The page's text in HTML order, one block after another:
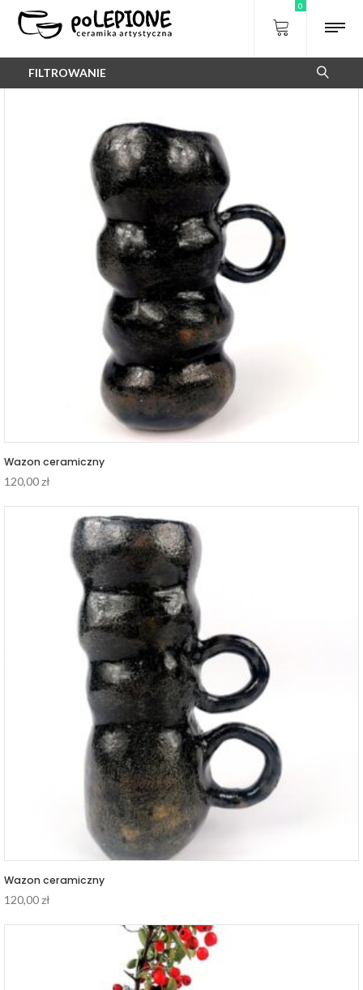
0
FILTROWANIE
Wazon ceramiczny
120,00zł
Wazon ceramiczny
120,00zł